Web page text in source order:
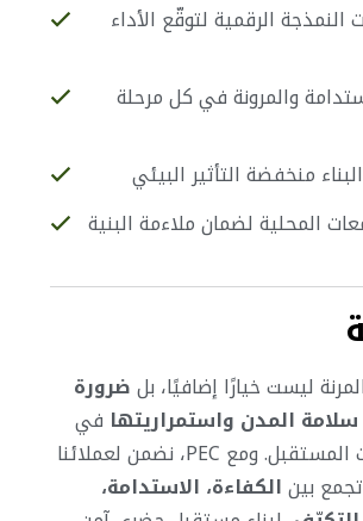
النمذجة الرقمية لتوقّع الأداء
والمرونة في كل مرحلة
منخفضة التأثير البيئي
المحلية لضمان ملاءمة البنية
ليست خيارًا إضافيًا، بلضرورة
المدن واستمراريتها في
المستقبل.
ومع PEC، نضمن لعملائنا
بينالكفاءة، الاستدامة،